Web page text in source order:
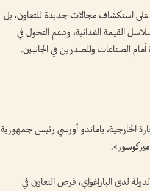
على استكشاف مجالات جديدة للتعاون، بل
القيمة الغذائية، ودعم التحول في
الصناعات والمصدرين في الجانبين.
الخارجية، ياماندو أورسي رئيس جمهورية
لدى الباراغواي، فرص التعاون في